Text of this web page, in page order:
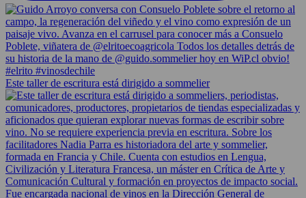
Este taller de escritura está dirigido a sommelier